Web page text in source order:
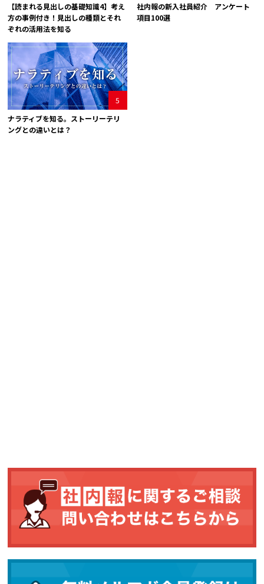
【読まれる見出しの基礎知識4】考え
方の事例付き！見出しの種類とそれ
ぞれの活用法を知る
社内報の新入社員紹介 アンケート
項目100選
5
ナラティブを知る。ストーリーテリ
ングとの違いとは？